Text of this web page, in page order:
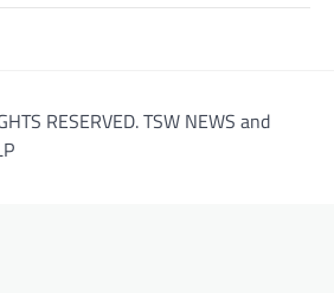
RESERVED. TSW NEWS and